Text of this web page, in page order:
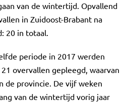
van de wintertijd. Opvallend
in Zuidoost-Brabant na
20 in totaal.
periode in 2017 werden
overvallen gepleegd, waarvan
de provincie. De vijf weken
van de wintertijd vorig jaar